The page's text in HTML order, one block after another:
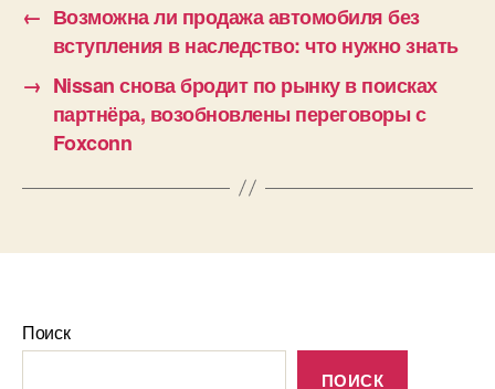
← Возможна ли продажа автомобиля без
вступления в наследство: что нужно знать
→ Nissan снова бродит по рынку в поисках
партнёра, возобновлены переговоры с
Foxconn
Поиск
ПОИСК